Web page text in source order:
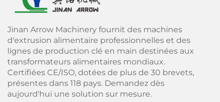
Jinan Arrow Machinery fournit des machines
d'extrusion alimentaire professionnelles et des
lignes de production clé en main destinées aux
transformateurs alimentaires mondiaux.
Certifiées CE/ISO, dotées de plus de 30 brevets,
présentes dans 118 pays. Demandez dès
aujourd'hui une solution sur mesure.